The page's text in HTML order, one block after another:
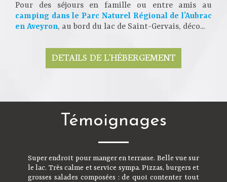
Pour des séjours en famille ou entre amis au
camping dans le Parc Naturel Régional de l’Aubrac
en Aveyron, au bord du lac de Saint-Gervais, déco...
DETAILS DE L'HÉBERGEMENT
Témoignages
Super endroit pour manger en terrasse. Belle vue sur
le lac. Très calme et service sympa. Pizzas, burgers et
grosses salades composées : de quoi contenter tout